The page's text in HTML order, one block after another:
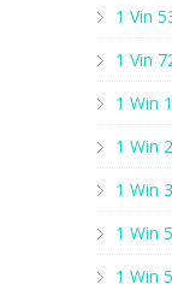
1 Vin
1 Vin
1 Win
1 Win
1 Win
1 Win
1 Win